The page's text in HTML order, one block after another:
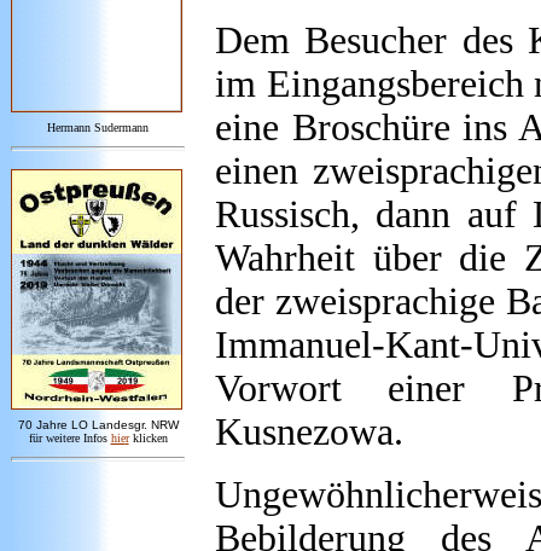
Hermann Sudermann
70 Jahre LO Landesgr. NRW
für weitere Infos hier klicken
Dem Besucher des
im Eingangsbereich
eine Broschüre ins
einen
Russisch, dann
Wahrheit über die
der zweisprachige
Immanuel-Kant-
Vorwort einer
Kusnezowa.
Bebilderung des